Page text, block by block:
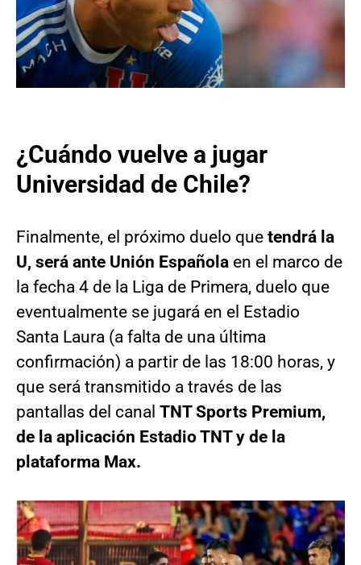
¿Cuándo vuelve a jugar
Universidad de Chile?
Finalmente, el próximo duelo que tendrá la
U, será ante Unión Española en el marco de
la fecha 4 de la Liga de Primera, duelo que
eventualmente se jugará en el Estadio
Santa Laura (a falta de una última
confirmación) a partir de las 18:00 horas, y
que será transmitido a través de las
pantallas del canal TNT Sports Premium,
de la aplicación Estadio TNT y de la
plataforma Max.